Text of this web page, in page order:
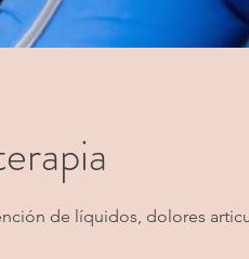
de líquidos, dolores